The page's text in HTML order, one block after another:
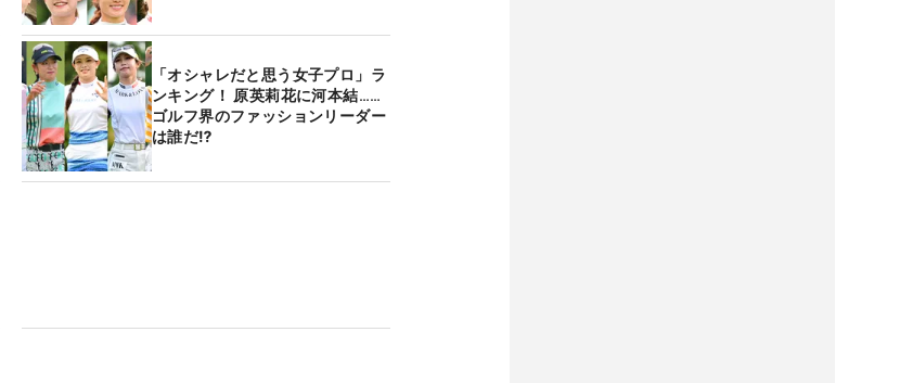
「オシャレだと思う女子プロ」ラ
ンキング！ 原英莉花に河本結……
ゴルフ界のファッションリーダー
は誰だ⁉